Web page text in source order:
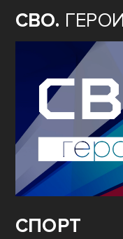
СВО. ГЕРОИ
СПОРТ